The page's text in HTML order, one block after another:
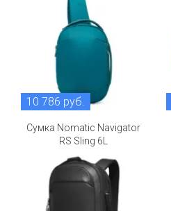
10 786 руб.
Сумка Nomatic Navigator
RS Sling 6L